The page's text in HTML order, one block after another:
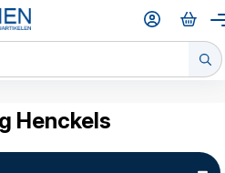
Henckels